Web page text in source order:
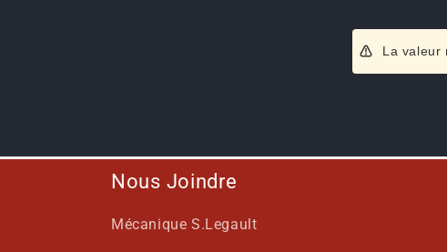
La valeur
Nous Joindre
Mécanique S.Legault